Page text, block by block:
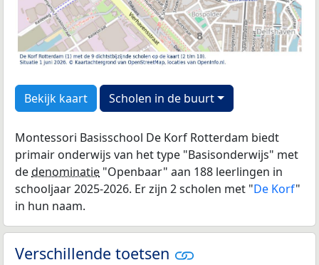
Bekijk kaart Scholen in de buurt
Montessori Basisschool De Korf Rotterdam biedt
primair onderwijs van het type "Basisonderwijs" met
dedenominatie "Openbaar" aan 188 leerlingen in
schooljaar 2025-2026. Er zijn 2 scholen met "De Korf"
in hun naam.
Verschillende toetsen